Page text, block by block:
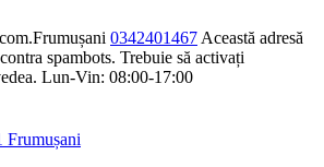
0342401467 Această adresă
spambots. Trebuie să activați
Lun-Vin: 08:00-17:00
Frumușani